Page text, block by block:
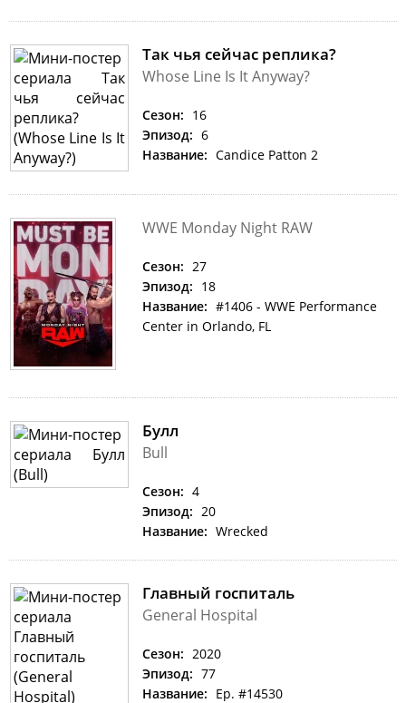
Так чья сейчас реплика?
Whose Line Is It Anyway?
Сезон: 16
Эпизод: 6
Название: Candice Patton 2
WWE Monday Night RAW
Сезон: 27
Эпизод: 18
Название: #1406 - WWE Performance
Center in Orlando, FL
Булл
Bull
Сезон: 4
Эпизод: 20
Название: Wrecked
Главный госпиталь
General Hospital
Сезон: 2020
Эпизод: 77
Название: Ep. #14530